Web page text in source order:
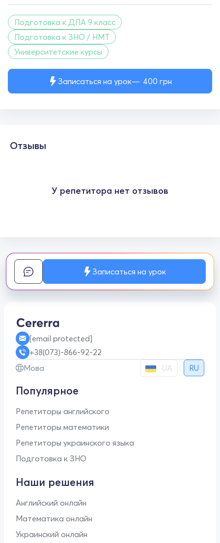
Записаться на урок 400 грн
Подготовка к ДПА 9 класс
Подготовка к ЗНО / НМТ
Университетские курсы
Отзывы
У репетитора нет отзывов
Записаться на урок
[email protected]
+38(073)-866-92-22
Мова
UA RU
Популярное
Репетиторы английского
Репетиторы математики
Репетиторы украинского языка
Подготовка к ЗНО
Наши решения
Английский онлайн
Математика онлайн
Украинский онлайн